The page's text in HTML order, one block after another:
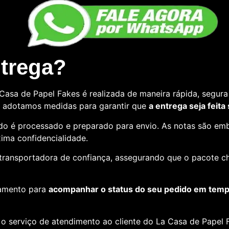
de Papel Fakes é realizada de maneira rápida,
medidas para garantir que a entrega seja
é processado e preparado para envio. As notas são
confidencialidade.
de confiança, assegurando que o pacote
para acompanhar o status do seu pedido em
serviço de atendimento ao cliente do La Casa de Papel